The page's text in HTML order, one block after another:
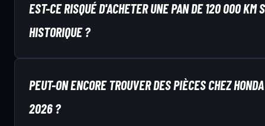
EST-CE RISQUÉ D'ACHETER UNE PAN DE 120 000 KM
HISTORIQUE ?
PEUT-ON ENCORE TROUVER DES PIÈCES CHEZ
2026 ?